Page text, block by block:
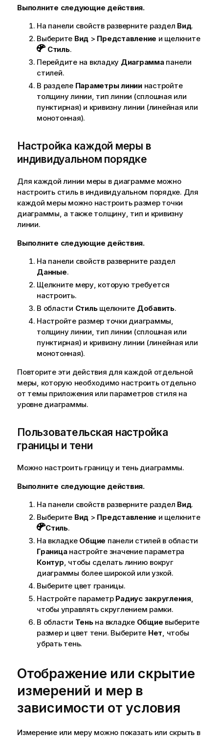
Выполните следующие действия.
На панели свойств разверните раздел Вид.
Выберите Вид > Представление и щелкните
Стиль.
Перейдите на вкладку Диаграммапанели
стилей.
В разделе Параметры линиинастройте
толщину линии, тип линии (сплошная или
пунктирная) и кривизну линии (линейная или
монотонная).
Настройка каждой меры в
индивидуальном порядке
Для каждой линии меры в диаграмме можно
настроить стиль в индивидуальном порядке. Для
каждой меры можно настроить размер точки
диаграммы, а также толщину, тип и кривизну
линии.
Выполните следующие действия.
На панели свойств разверните раздел
Данные.
Щелкните меру, которую требуется
настроить.
В области Стильщелкните Добавить.
Настройте размер точки диаграммы,
толщину линии, тип линии (сплошная или
пунктирная) и кривизну линии (линейная или
монотонная).
Повторите эти действия для каждой отдельной
меры, которую необходимо настроить отдельно
от темы приложения или параметров стиля на
уровне диаграммы.
Пользовательская настройка
границы и тени
Можно настроить границу и тень диаграммы.
Выполните следующие действия.
На панели свойств разверните раздел Вид.
Выберите Вид > Представление и щелкните
Стиль.
На вкладке Общие панели стилей в области
Границанастройте значение параметра
Контур , чтобы сделать линию вокруг
диаграммы более широкой или узкой.
Выберите цвет границы.
Настройте параметр Радиус закругления,
чтобы управлять скруглением рамки.
В области Теньна вкладке Общие выберите
размер и цвет тени. Выберите Нет , чтобы
убрать тень.
Отображение или скрытие
измерений и мер в
зависимости от условия
Измерение или меру можно показать или скрыть в